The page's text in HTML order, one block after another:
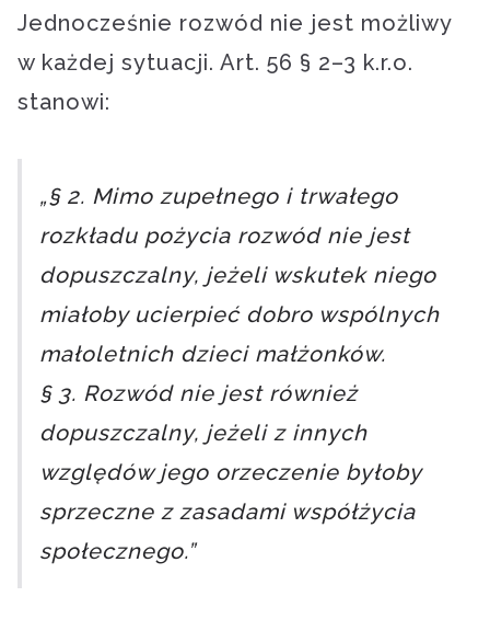
Jednocześnie rozwód nie jest możliwy
w każdej sytuacji. Art. 56 § 2–3 k.r.o.
stanowi:
„§ 2. Mimo zupełnego i trwałego
rozkładu pożycia rozwód nie jest
dopuszczalny, jeżeli wskutek niego
miałoby ucierpieć dobro wspólnych
małoletnich dzieci małżonków.
§ 3. Rozwód nie jest również
dopuszczalny, jeżeli z innych
względów jego orzeczenie byłoby
sprzeczne z zasadami współżycia
społecznego.”